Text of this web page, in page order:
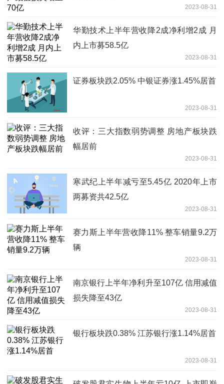
2023-08-31
华勤技术上半年营收降2成净利增2成 月
内上市募58.5亿
2023-08-31
证券板块跌2.05% 中银证券涨1.45%居首
2023-08-31
收评：三大指数弱势调整 房地产板块跌
幅居前
2023-08-31
寒武纪上半年减亏至5.45亿 2020年上市
两募资共42.5亿
2023-08-31
赛力斯上半年营收降11% 整车销量9.2万
辆
2023-08-31
南京银行上半年净利升至107亿 信用减值
损失降至43亿
2023-08-31
银行板块跌0.38% 江苏银行涨1.14%居首
2023-08-31